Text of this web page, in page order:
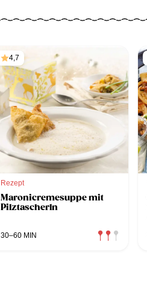
4,7
Rezept
Maronicremesuppe mit
Pilztascherln
30–60 MIN